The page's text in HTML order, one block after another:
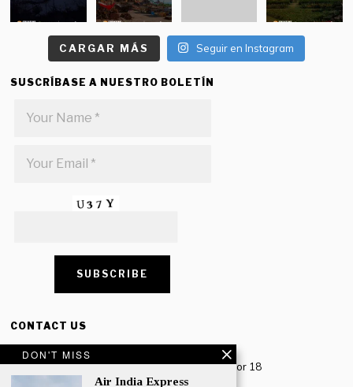
CARGAR MÁS Seguir en Instagram
SUSCRÍBASE A NUESTRO BOLETÍN
CONTACT US
Creative Travel Pvt. Ltd.
Creative Plaza, 283 Udyog Vihar Phase 2, Sector 18
Gurugram, Haryana – 122016, India
DON'T MISS
Air India Express